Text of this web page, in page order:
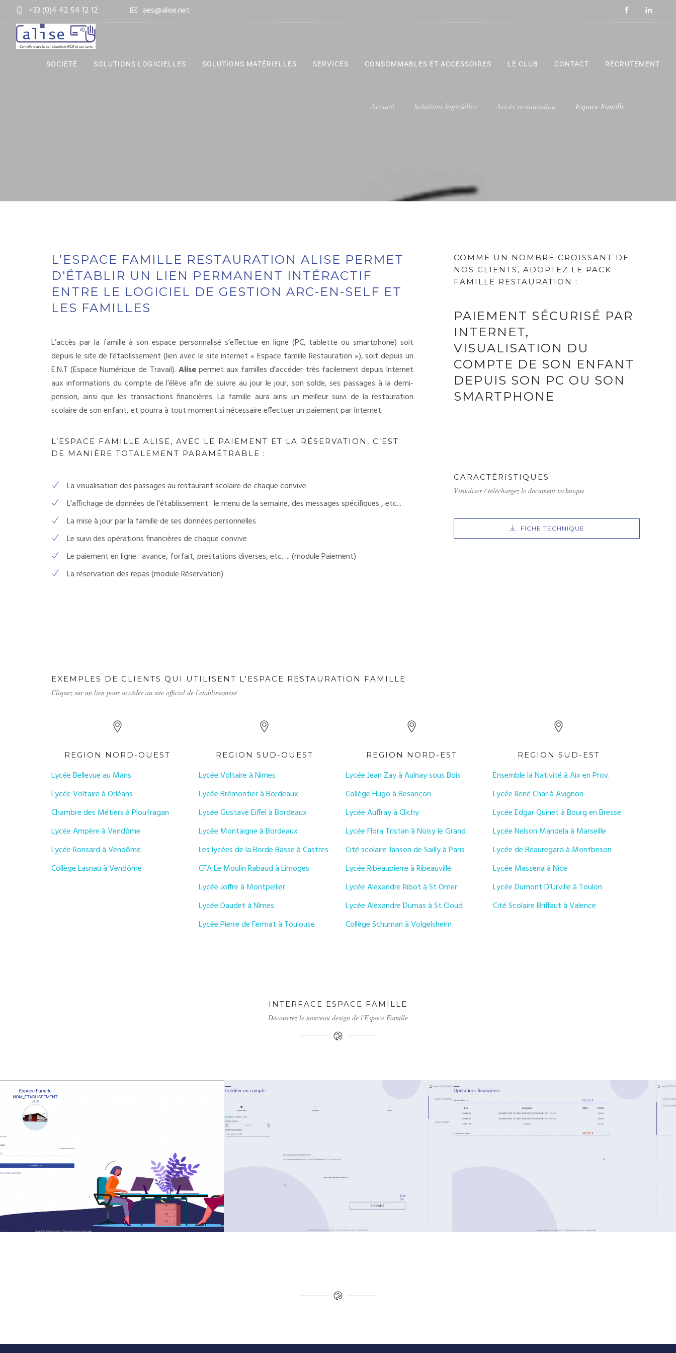
+33 (0)4 42 54 12 12 aes@alise.net
SOCIÉTÉ SOLUTIONS LOGICIELLES SOLUTIONS MATÉRIELLES SERVICES CONSOMMABLES ET ACCESSOIRES LE CLUB CONTACT RECRUTEMENT
Accueil Solutions logicielles Accès restauration Espace Famille
L’ESPACE FAMILLE RESTAURATION ALISE PERMET
D'ÉTABLIR UN LIEN PERMANENT INTÉRACTIF
ENTRE LE LOGICIEL DE GESTION ARC-EN-SELF ET
LES FAMILLES
L’accès par la famille à son espace personnalisé s’effectue en ligne (PC, tablette ou smartphone) soit
depuis le site de l’établissement (lien avec le site internet « Espace famille Restauration »), soit depuis un
E.N.T (Espace Numérique de Travail). Alisepermet aux familles d’accéder très facilement depuis Internet
aux informations du compte de l’élève afin de suivre au jour le jour, son solde, ses passages à la demi-
pension, ainsi que les transactions financières. La famille aura ainsi un meilleur suivi de la restauration
scolaire de son enfant, et pourra à tout moment si nécessaire effectuer un paiement par Internet.
L’ESPACE FAMILLE ALISE, AVEC LE PAIEMENT ET LA RÉSERVATION, C’EST
DE MANIÈRE TOTALEMENT PARAMÉTRABLE :
La visualisation des passages au restaurant scolaire de chaque convive
L’affichage de données de l’établissement : le menu de la semaine, des messages spécifiques , etc...
La mise à jour par la famille de ses données personnelles
Le suivi des opérations financières de chaque convive
Le paiement en ligne : avance, forfait, prestations diverses, etc…. (module Paiement)
La réservation des repas (module Réservation)
COMME UN NOMBRE CROISSANT DE
NOS CLIENTS, ADOPTEZ LE PACK
FAMILLE RESTAURATION :
PAIEMENT SÉCURISÉ PAR
INTERNET,
VISUALISATION DU
COMPTE DE SON ENFANT
DEPUIS SON PC OU SON
SMARTPHONE
CARACTÉRISTIQUES
Visualiser / téléchargez le document technique
FICHE TECHNIQUE
EXEMPLES DE CLIENTS QUI UTILISENT L'ESPACE RESTAURATION FAMILLE
Cliquez sur un lien pour accèder au site officiel de l'etablissement
REGION NORD-OUEST
Lycée Bellevue au Mans
Lycée Voltaire à Orléans
Chambre des Métiers à Ploufragan
Lycée Ampère à Vendôme
Lycée Ronsard à Vendôme
Collège Lasnau à Vendôme
REGION SUD-OUEST
Lycée Voltaire à Nimes
Lycée Brémontier à Bordeaux
Lycée Gustave Eiffel à Bordeaux
Lycée Montaigne à Bordeaux
Les lycées de la Borde Basse à Castres
CFA Le Moulin Rabaud à Limoges
Lycée Joffre à Montpellier
Lycée Daudet à Nîmes
Lycée Pierre de Fermat à Toulouse
REGION NORD-EST
Lycée Jean Zay à Aulnay sous Bois
Collège Hugo à Besançon
Lycée Auffray à Clichy
Lycée Flora Tristan à Noisy le Grand
Cité scolaire Janson de Sailly à Paris
Lycée Ribeaupierre à Ribeauvillé
Lycée Alexandre Ribot à St Omer
Lycée Alexandre Dumas à St Cloud
Collège Schuman à Volgelsheim
REGION SUD-EST
Ensemble la Nativité à Aix en Prov.
Lycée René Char à Avignon
Lycée Edgar Quinet à Bourg en Bresse
Lycée Nelson Mandela à Marseille
Lycée de Beauregard à Montbrison
Lycée Massena à Nice
Lycée Dumont D’Urville à Toulon
Cité Scolaire Briffaut à Valence
INTERFACE ESPACE FAMILLE
Découvrez le nouveau design de l'Espace Famille